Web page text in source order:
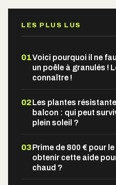
LES PLUS LUS
01Voici pourquoi il ne
un poêle à granulés !
connaître !
02Les plantes
balcon : qui peut
plein soleil ?
03Prime de 800 € pour
obtenir cette aide
chaud ?